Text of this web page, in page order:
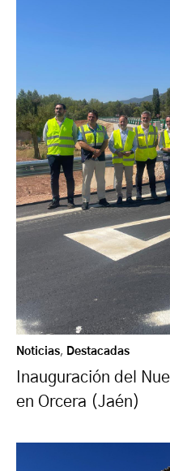
Noticias, Destacadas
Inauguración del
en Orcera (Jaén)